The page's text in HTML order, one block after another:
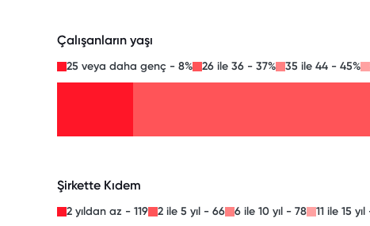
Çalışanların yaşı
25 veya daha genç - 8% 26 ile 36 - 37% 35 ile 44 - 45%
Şirkette Kıdem
2 yıldan az - 119 2 ile 5 yıl - 66 6 ile 10 yıl - 78 11 ile 15